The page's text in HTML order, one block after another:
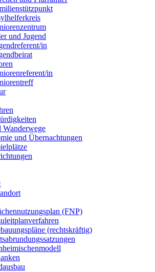
und Jugend
in
in
Wanderwege
und Übernachtungen
(FNP)
(rechtskräftig)